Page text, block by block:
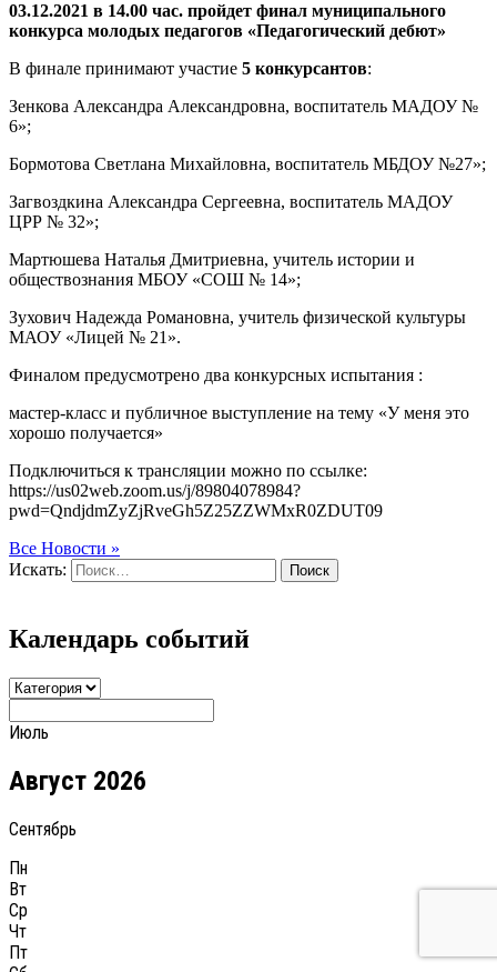
03.12.2021 в 14.00 час. пройдет финал муниципального
конкурса молодых педагогов «Педагогический дебют»
В финале принимают участие 5 конкурсантов:
Зенкова Александра Александровна, воспитатель МАДОУ №
6»;
Бормотова Светлана Михайловна, воспитатель МБДОУ №27»;
Загвоздкина Александра Сергеевна, воспитатель МАДОУ
ЦРР № 32»;
Мартюшева Наталья Дмитриевна, учитель истории и
обществознания МБОУ «СОШ № 14»;
Зухович Надежда Романовна, учитель физической культуры
МАОУ «Лицей № 21».
Финалом предусмотрено два конкурсных испытания :
мастер-класс и публичное выступление на тему «У меня это
хорошо получается»
Подключиться к трансляции можно по ссылке:
https://us02web.zoom.us/j/89804078984?
pwd=QndjdmZyZjRveGh5Z25ZZWMxR0ZDUT09
Все Новости »
Искать:
Поиск
Календарь событий
Июль
Август 2026
Сентябрь
Пн
Вт
Ср
Чт
Пт